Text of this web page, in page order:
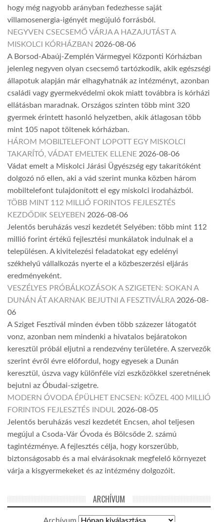
hogy még nagyobb arányban fedezhesse saját
villamosenergia-igényét megújuló forrásból.
NEGYVEN CSECSEMŐ VÁRJA A HAZAJUTÁST A
MISKOLCI KÓRHÁZBAN 2026-08-06
A Borsod-Abaúj-Zemplén Vármegyei Központi Kórházban
jelenleg negyven olyan csecsemő tartózkodik, akik egészségi
állapotuk alapján már elhagyhatnák az intézményt, azonban
családi vagy gyermekvédelmi okok miatt továbbra is kórházi
ellátásban maradnak. Országos szinten több mint 320
gyermek érintett hasonló helyzetben, akik átlagosan több
mint 105 napot töltenek kórházban.
HÁROM MOBILTELEFONT LOPOTT EGY MISKOLCI
TAKARÍTÓ, VÁDAT EMELTEK ELLENE 2026-08-06
Vádat emelt a Miskolci Járási Ügyészség egy takarítóként
dolgozó nő ellen, aki a vád szerint munka közben három
mobiltelefont tulajdonított el egy miskolci irodaházból.
TÖBB MINT 112 MILLIÓ FORINTOS FEJLESZTÉS
KEZDŐDIK SELYEBEN 2026-08-06
Jelentős beruházás veszi kezdetét Selyében: több mint 112
millió forint értékű fejlesztési munkálatok indulnak el a
településen. A kivitelezési feladatokat egy edelényi
székhelyű vállalkozás nyerte el a közbeszerzési eljárás
eredményeként.
VESZÉLYES PRÓBÁLKOZÁSOK A SZIGETEN: SOKAN A
DUNÁN ÁT AKARNAK BEJUTNI A FESZTIVÁLRA 2026-08-
06
A Sziget Fesztivál minden évben több százezer látogatót
vonz, azonban nem mindenki a hivatalos bejáratokon
keresztül próbál eljutni a rendezvény területére. A szervezők
szerint évről évre előfordul, hogy egyesek a Dunán
keresztül, úszva vagy különféle vízi eszközökkel szeretnének
bejutni az Óbudai-szigetre.
MODERN ÓVODA ÉPÜLHET ENCSEN: KÖZEL 400 MILLIÓ
FORINTOS FEJLESZTÉS INDUL 2026-08-05
Jelentős beruházás veszi kezdetét Encsen, ahol teljesen
megújul a Csoda-Vár Óvoda és Bölcsőde 2. számú
tagintézménye. A fejlesztés célja, hogy korszerűbb,
biztonságosabb és a mai elvárásoknak megfelelő környezet
várja a kisgyermekeket és az intézmény dolgozóit.
ARCHÍVUM
Archívum